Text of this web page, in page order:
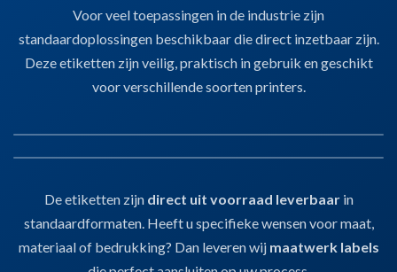
Voor veel toepassingen in de industrie zijn
standaardoplossingen beschikbaar die direct inzetbaar zijn.
Deze etiketten zijn veilig, praktisch in gebruik en geschikt
voor verschillende soorten printers.
01
SLEUFETIKETTEN
Sleufetiketten
Voor het labelen van kratten, karren of E2-dragers.Stevig, zonder lijm,
Bedrukbaar met thermotransferprinters
barcodes, batchcodes en procesinformatie.
02
Labels en Etiketten
Voor pallets, verpakkingen of dozen. Thermotransfergeschikt , geschikt
voor barcodes, houdbaarheidsdata of productinfo. Snel te verwerken,
De etiketten zijn direct uit voorraad leverbaarin
standaardformaten. Heeft u specifieke wensen voor maat,
materiaal of bedrukking? Dan leveren wijmaatwerk labels